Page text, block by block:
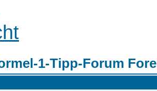
1-Tipp-Forum